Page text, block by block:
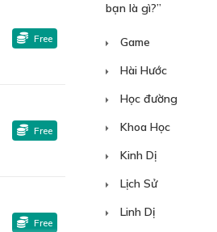
Free
Free
Free
bạn là gì?”
Game
Hài Hước
Học đường
Khoa Học
Kinh Dị
Lịch Sử
Linh Dị